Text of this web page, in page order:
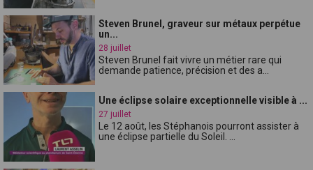
Steven Brunel, graveur sur métaux perpétue
un...
28 juillet
Steven Brunel fait vivre un métier rare qui
demande patience, précision et des a...
Une éclipse solaire exceptionnelle visible à ...
27 juillet
Le 12 août, les Stéphanois pourront assister à
une éclipse partielle du Soleil. ...